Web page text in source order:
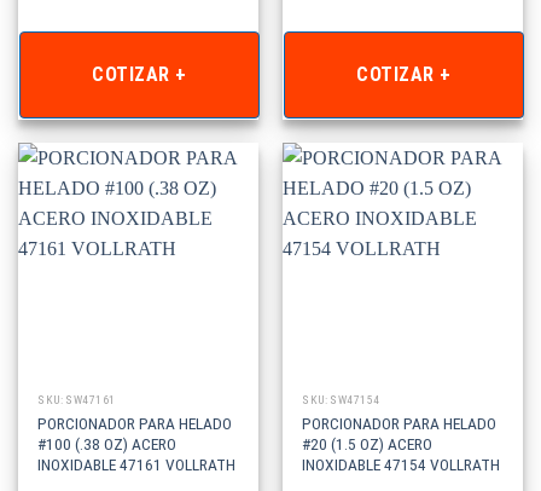
COTIZAR + COTIZAR +
SKU: SW47161
PORCIONADOR PARA HELADO
#100 (.38 OZ) ACERO
INOXIDABLE 47161 VOLLRATH
SKU: SW47154
PORCIONADOR PARA HELADO
#20 (1.5 OZ) ACERO
INOXIDABLE 47154 VOLLRATH